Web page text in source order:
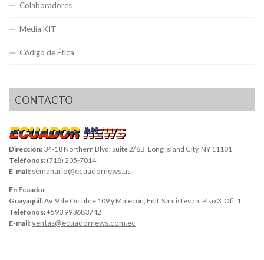
Colaboradores
Media KIT
Código de Ética
CONTACTO
Dirección: 34-18 Northern Blvd, Suite 2/6B, Long Island City, NY 11101
Teléfonos: (718) 205-7014
E-mail: semanario@ecuadornews.us
En Ecuador
Guayaquil:Av. 9 de Octubre 109 y Malecón, Edif. Santistevan, Piso 3, Ofi. 1
Teléfonos:+593 993683742
E-mail:ventas@ecuadornews.com.ec